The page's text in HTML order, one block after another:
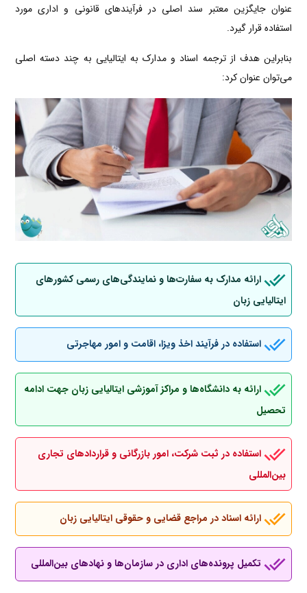
عنوان جایگزین معتبر سند اصلی در فرآیندهای قانونی و اداری مورد
استفاده قرار گیرد.
بنابراین هدف از ترجمه اسناد و مدارک به ایتالیایی به چند دسته اصلی
می‌توان عنوان کرد:
ارائه مدارک به سفارت‌ها و نمایندگی‌های رسمی کشورهای
ایتالیایی زبان
استفاده در فرآیند اخذ ویزا، اقامت و امور مهاجرتی
ارائه به دانشگاه‌ها و مراکز آموزشی ایتالیایی زبان جهت ادامه
تحصیل
استفاده در ثبت شرکت، امور بازرگانی و قراردادهای تجاری
بین‌المللی
ارائه اسناد در مراجع قضایی و حقوقی ایتالیایی زبان
تکمیل پرونده‌های اداری در سازمان‌ها و نهادهای بین‌المللی